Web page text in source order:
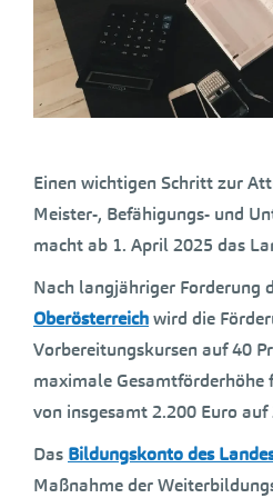
Einen wichtigen Schritt zur
Meister-, Befähigungs- und
macht ab 1. April 2025 das
Nach langjähriger Forderung
Oberösterreichwird die
Vorbereitungskursen auf 40
maximale Gesamtförderhöhe
von insgesamt 2.200 Euro
Das Bildungskonto des
Maßnahme der